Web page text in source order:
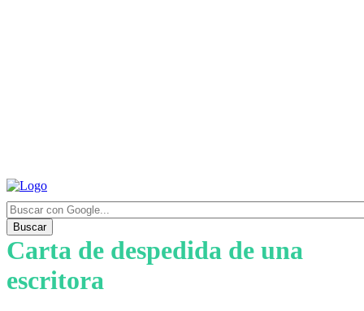
Buscar
Carta de despedida de una
escritora